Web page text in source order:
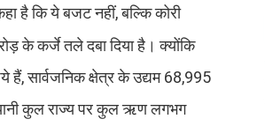
है कि ये बजट नहीं, बल्कि कोरी
के कर्जे तले दबा दिया है। क्योंकि
सार्वजनिक क्षेत्र के उद्यम 68,995
कुल राज्य पर कुल ऋण लगभग